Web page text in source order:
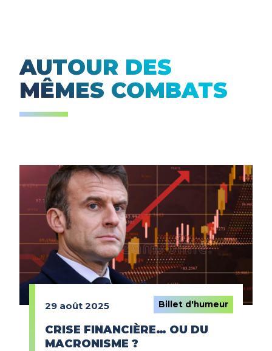
AUTOUR DES
MÊMES COMBATS
29 août 2025 Billet d'humeur
CRISE FINANCIÈRE… OU DU
MACRONISME ?